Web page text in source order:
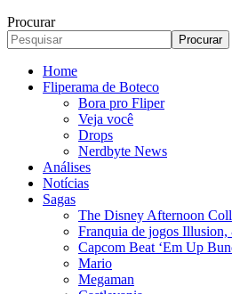
Procurar
Home
Fliperama de Boteco
Bora pro Fliper
Veja você
Drops
Nerdbyte News
Análises
Notícias
Sagas
The Disney Afternoon
Franquia de jogos Illusion,
Capcom Beat ‘Em Up
Mario
Megaman